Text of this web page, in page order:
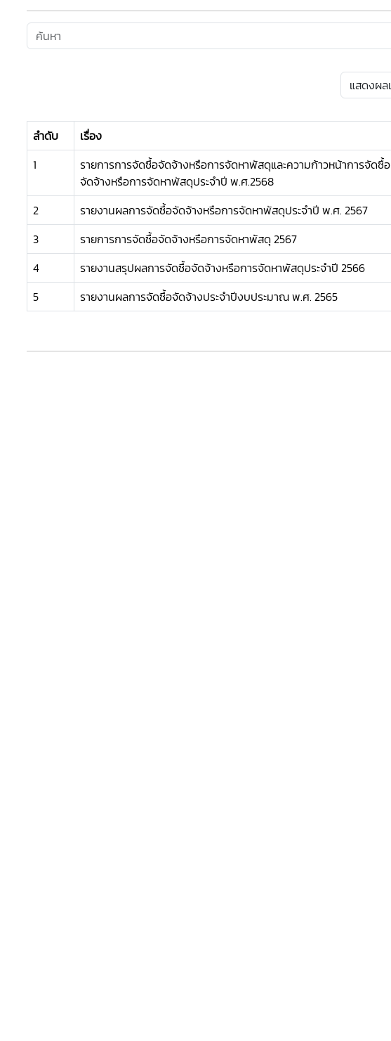
ลำดับ เรื่อง
1
รายการการจัดซื้อจัดจ้างหรือการจัดหาพัสดุและความก้าวหน้าการจัดซื้อ
จัดจ้างหรือการจัดหาพัสดุประจำปี พ.ศ.2568
2 รายงานผลการจัดซื้อจัดจ้างหรือการจัดหาพัสดุประจำปี พ.ศ. 2567
3
รายการการจัดซื้อจัดจ้างหรือการจัดหาพัสดุ 2567
4
รายงานสรุปผลการจัดซื้อจัดจ้างหรือการจัดหาพัสดุประจำปี 2566
5
รายงานผลการจัดซื้อจัดจ้างประจำปีงบประมาณ พ.ศ. 2565